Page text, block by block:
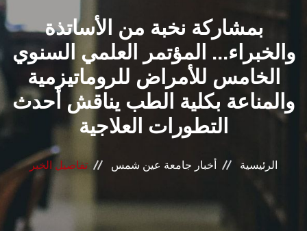
الشئون الأكاديمية
البحث العلمي
الرعاية الصحية
المراكز والوحدات
الأنظمة الذكية
الإعلام
بمشاركة نخبة من الأساتذة
والخبراء... المؤتمر العلمي السنوي
الخامس للأمراض للروماتيزمية
والمناعة بكلية الطب يناقش أحدث
التطورات العلاجية
الرئيسية أخبار جامعة عين شمس تفاصيل الخبر